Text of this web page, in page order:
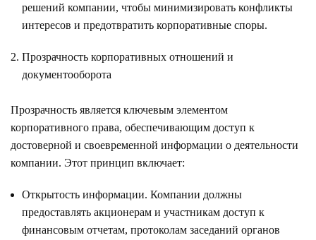
решений компании, чтобы минимизировать конфликты
интересов и предотвратить корпоративные споры.
Прозрачность корпоративных отношений и
документооборота
Прозрачность является ключевым элементом
корпоративного права, обеспечивающим доступ к
достоверной и своевременной информации о деятельности
компании. Этот принцип включает:
Открытость информации. Компании должны
предоставлять акционерам и участникам доступ к
финансовым отчетам, протоколам заседаний органов